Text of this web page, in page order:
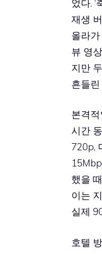
었다.
재생
올라
뷰 영
지만
흔들
본격
시간
720p,
했을
이는
실제
호텔